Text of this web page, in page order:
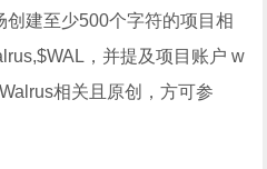
建至少500个字符的项目相
，并提及项目账户 w
相关且原创，方可参